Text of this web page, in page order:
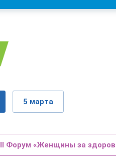
5 марта
II Форум «Женщины за